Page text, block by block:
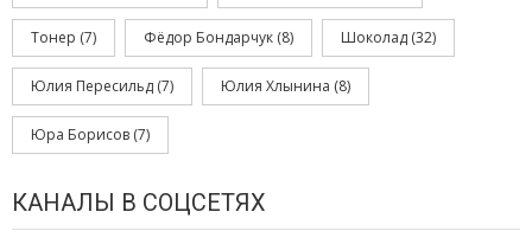
Тонер (7) Фёдор Бондарчук (8) Шоколад (32)
Юлия Пересильд (7) Юлия Хлынина (8)
Юра Борисов (7)
КАНАЛЫ В СОЦСЕТЯХ